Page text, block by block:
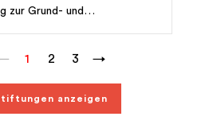
zur Grund- und
1 2 3 →
anzeigen